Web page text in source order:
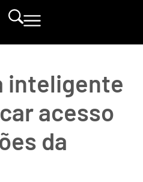
inteligente
acesso
da